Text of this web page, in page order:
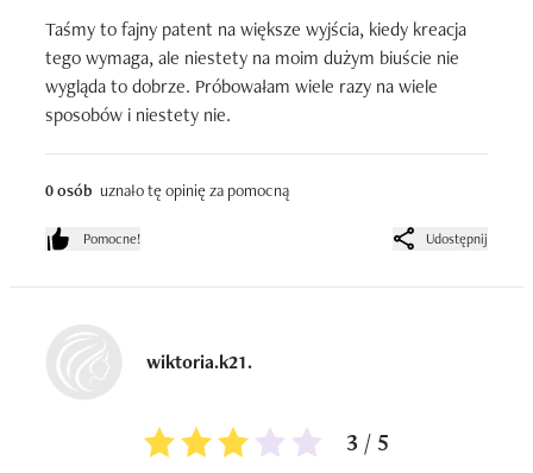
Taśmy to fajny patent na większe wyjścia, kiedy kreacja
tego wymaga, ale niestety na moim dużym biuście nie
wygląda to dobrze. Próbowałam wiele razy na wiele
sposobów i niestety nie.
0 osób uznało tę opinię za pomocną
Pomocne! Udostępnij
wiktoria.k21.
3 / 5